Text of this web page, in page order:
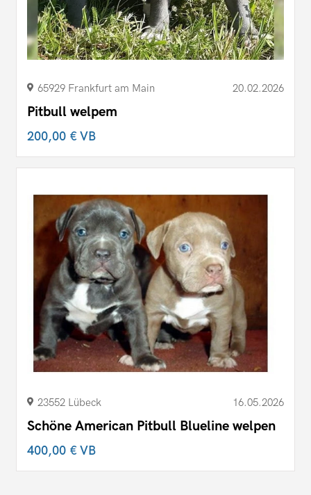
65929 Frankfurt am Main 20.02.2026
Pitbull welpem
200,00 €VB
23552 Lübeck 16.05.2026
Schöne American Pitbull Blueline welpen
400,00 €VB